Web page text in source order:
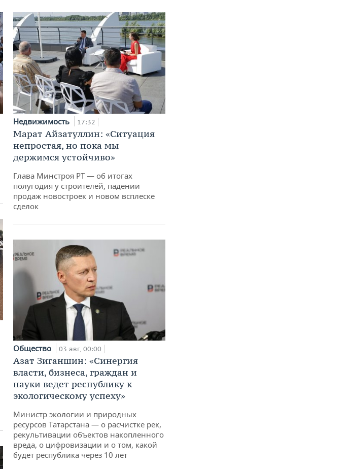
Недвижимость 17:32
Марат Айзатуллин: «Ситуация
непростая, но пока мы
держимся устойчиво»
Глава Минстроя РТ — об итогах
полугодия у строителей, падении
продаж новостроек и новом всплеске
сделок
Общество 03 авг, 00:00
Азат Зиганшин: «Синергия
власти, бизнеса, граждан и
науки ведет республику к
экологическому успеху»
Министр экологии и природных
ресурсов Татарстана — о расчистке рек,
рекультивации объектов накопленного
вреда, о цифровизации и о том, какой
будет республика через 10 лет